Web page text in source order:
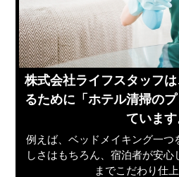
株式会社ライフスタッフ
るために「ホテル清掃の
ています
例えば、ベッドメイキング一つ
しさはもちろん、宿泊者が安心
までこだわり仕上